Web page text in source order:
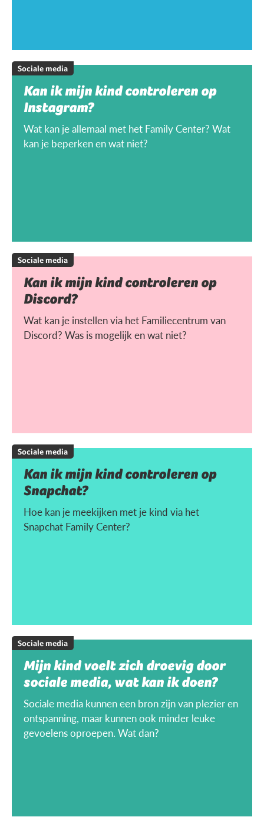
Sociale media
Kan ik mijn kind controleren op
Instagram?
Wat kan je allemaal met het Family Center? Wat
kan je beperken en wat niet?
Sociale media
Kan ik mijn kind controleren op
Discord?
Wat kan je instellen via het Familiecentrum van
Discord? Was is mogelijk en wat niet?
Sociale media
Kan ik mijn kind controleren op
Snapchat?
Hoe kan je meekijken met je kind via het
Snapchat Family Center?
Sociale media
Mijn kind voelt zich droevig door
sociale media, wat kan ik doen?
Sociale media kunnen een bron zijn van plezier en
ontspanning, maar kunnen ook minder leuke
gevoelens oproepen. Wat dan?